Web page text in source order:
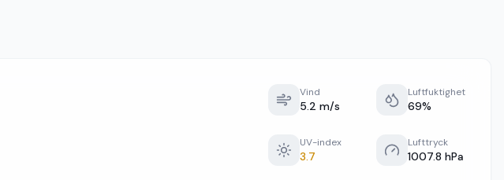
Vind
5.2 m/s
Luftfuktighet
69%
UV-index
3.7
Lufttryck
1007.8 hPa